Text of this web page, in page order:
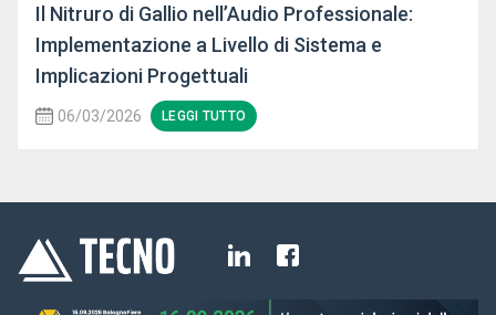
Il Nitruro di Gallio nell’Audio Professionale:
Implementazione a Livello di Sistema e
Implicazioni Progettuali
06/03/2026 LEGGI TUTTO